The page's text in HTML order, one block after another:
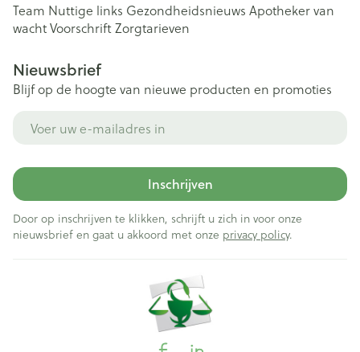
Team Nuttige links Gezondheidsnieuws Apotheker van
wachtVoorschriftZorgtarieven
Nieuwsbrief
Blijf op de hoogte van nieuwe producten en promoties
Inschrijven
Door op inschrijven te klikken, schrijft u zich in voor onze
nieuwsbrief en gaat u akkoord met onze privacy policy.